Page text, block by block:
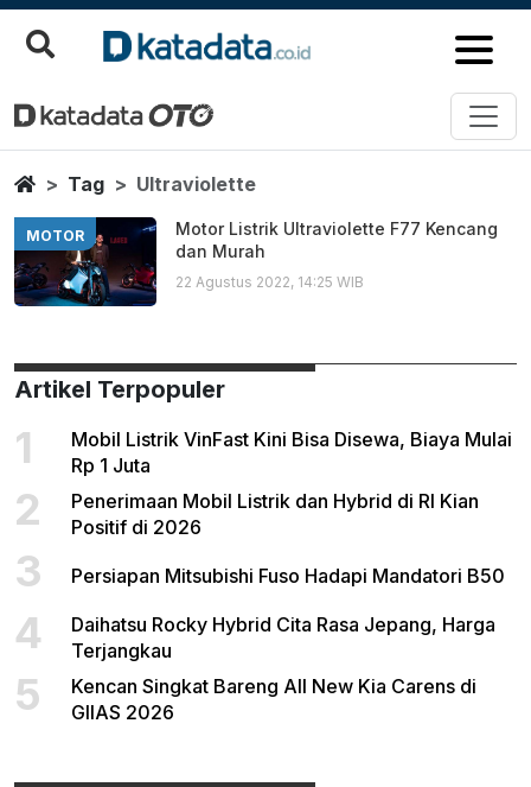
Ultraviolette
Berita Terbaru
HomeTag Ultraviolette
MOTOR
Motor Listrik Ultraviolette F77 Kencang
dan Murah
22 Agustus 2022, 14:25 WIB
Artikel Terpopuler
1
Mobil Listrik VinFast Kini Bisa Disewa, Biaya Mulai
Rp 1 Juta
2
Penerimaan Mobil Listrik dan Hybrid di RI Kian
Positif di 2026
3 Persiapan Mitsubishi Fuso Hadapi Mandatori B50
4
Daihatsu Rocky Hybrid Cita Rasa Jepang, Harga
Terjangkau
5
Kencan Singkat Bareng All New Kia Carens di
GIIAS 2026